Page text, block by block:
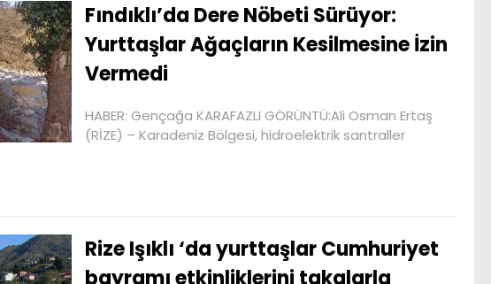
Fındıklı’da Dere Nöbeti Sürüyor:
Yurttaşlar Ağaçların Kesilmesine İzin
Vermedi
HABER: Gençağa KARAFAZLI GÖRÜNTÜ:Ali Osman Ertaş
(RİZE) – Karadeniz Bölgesi, hidroelektrik santraller
Rize Işıklı ‘da yurttaşlar Cumhuriyet
bayramı etkinliklerini takalarla